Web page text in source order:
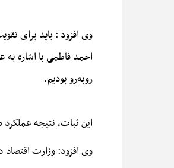
وی افزود : باید برای
روبه‌رو بودیم.
این ثبات، نتیجه
وی افزود: وزارت